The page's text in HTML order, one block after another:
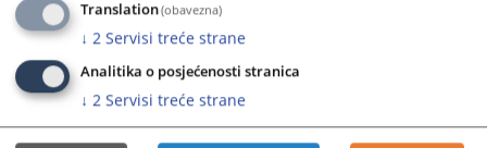
Translation(obavezna)
↓ 2 Servisi treće strane
Analitika o posjećenosti stranica
↓ 2 Servisi treće strane